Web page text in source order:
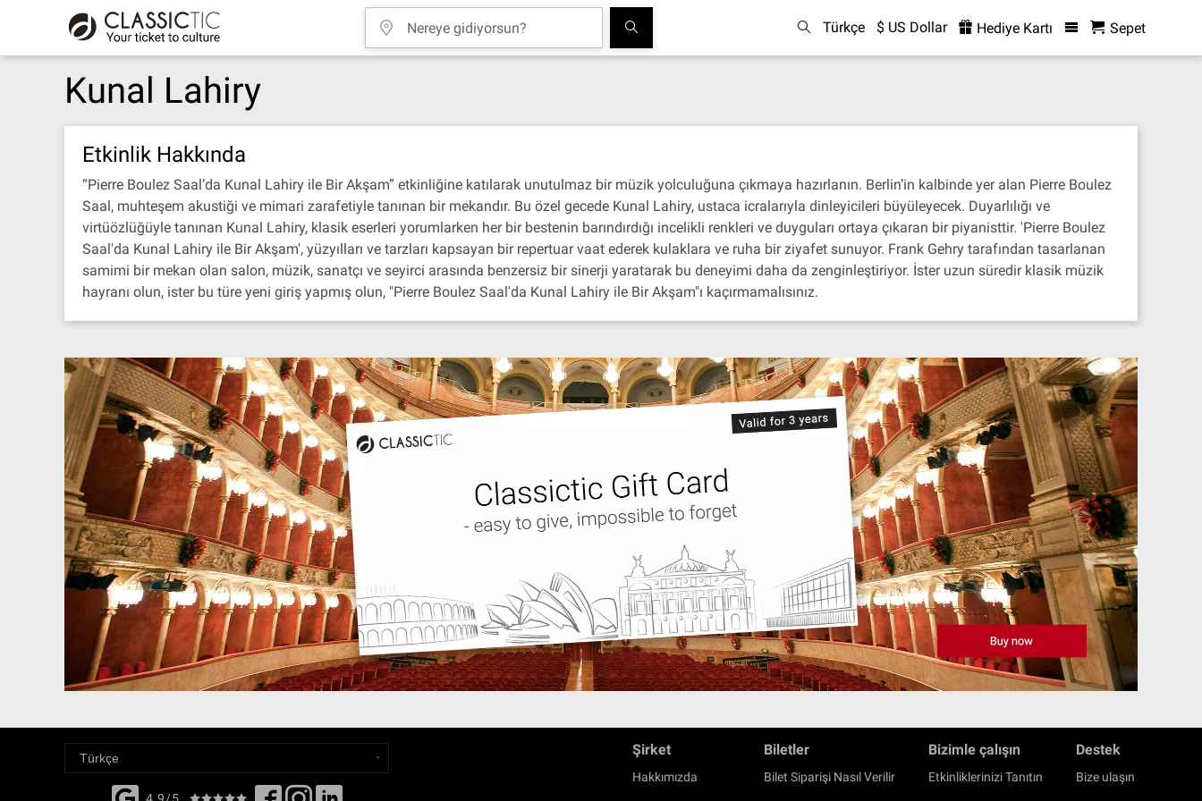
Türkçe $ US Dollar Hediye Kartı Sepet
Kunal Lahiry
Etkinlik Hakkında
“Pierre Boulez Saal’da Kunal Lahiry ile Bir Akşam” etkinliğine katılarak unutulmaz bir müzik yolculuğuna çıkmaya hazırlanın. Berlin’in kalbinde yer alan Pierre Boulez
Saal, muhteşem akustiği ve mimari zarafetiyle tanınan bir mekandır. Bu özel gecede Kunal Lahiry, ustaca icralarıyla dinleyicileri büyüleyecek. Duyarlılığı ve
virtüözlüğüyle tanınan Kunal Lahiry, klasik eserleri yorumlarken her bir bestenin barındırdığı incelikli renkleri ve duyguları ortaya çıkaran bir piyanisttir. 'Pierre Boulez
Saal'da Kunal Lahiry ile Bir Akşam', yüzyılları ve tarzları kapsayan bir repertuar vaat ederek kulaklara ve ruha bir ziyafet sunuyor. Frank Gehry tarafından tasarlanan
samimi bir mekan olan salon, müzik, sanatçı ve seyirci arasında benzersiz bir sinerji yaratarak bu deneyimi daha da zenginleştiriyor. İster uzun süredir klasik müzik
hayranı olun, ister bu türe yeni giriş yapmış olun, "Pierre Boulez Saal'da Kunal Lahiry ile Bir Akşam"ı kaçırmamalısınız.
4,9/5
Şirket
Hakkımızda
Biletler
Bilet Siparişi Nasıl Verilir
Bizimle çalışın
Etkinliklerinizi Tanıtın
Destek
Bize ulaşın